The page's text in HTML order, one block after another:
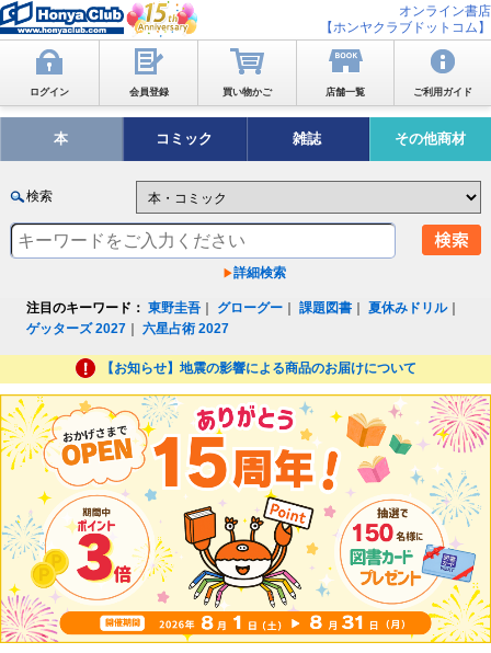
オンライン書店
【ホンヤクラブドットコム】
ログイン 会員登録 買い物かご 店舗一覧 ご利用ガイド
本 コミック 雑誌 その他商材
検索
詳細検索
注目のキーワード： 東野圭吾 グローグー ｜課題図書 ｜夏休みドリル｜
ゲッターズ 2027 ｜六星占術 2027
【お知らせ】地震の影響による商品のお届けについて